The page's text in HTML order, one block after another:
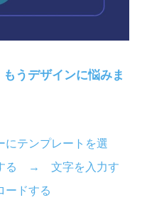
うデザインに悩みま
テンプレートを選
る → 文字を入力す
ドする